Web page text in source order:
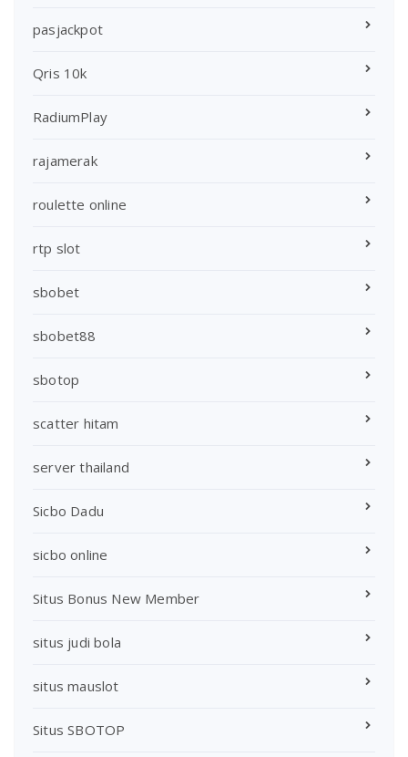
pasjackpot
Qris 10k
RadiumPlay
rajamerak
roulette online
rtp slot
sbobet
sbobet88
sbotop
scatter hitam
server thailand
Sicbo Dadu
sicbo online
Situs Bonus New Member
situs judi bola
situs mauslot
Situs SBOTOP